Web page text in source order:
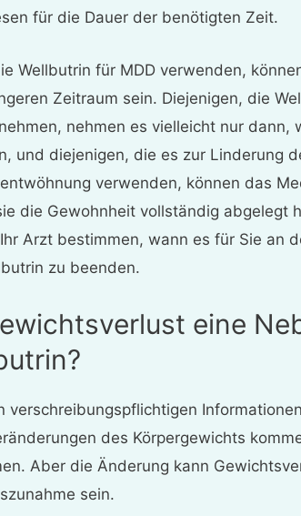
für die Dauer der benötigten Zeit.
Wellbutrin für MDD verwenden,
Zeitraum sein. Diejenigen, die
nehmen es vielleicht nur dann,
und diejenigen, die es zur Linderung
verwenden, können das
die Gewohnheit vollständig abgelegt
Arzt bestimmen, wann es für Sie an
zu beenden.
eine
verschreibungspflichtigen
des Körpergewichts
Aber die Änderung kann
sein.